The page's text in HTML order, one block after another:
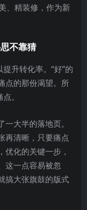
、精装修，作为新
不靠猜
升转化率。“好”的
点的那份渴望。所
。
大半的落地页。
再清晰，只要痛点
化的关键一步，
这一点容易被忽
搞大张旗鼓的版式